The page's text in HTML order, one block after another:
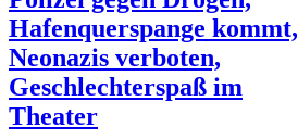
Hafenquerspange kommt,
Neonazis verboten,
Geschlechterspaß im
Theater